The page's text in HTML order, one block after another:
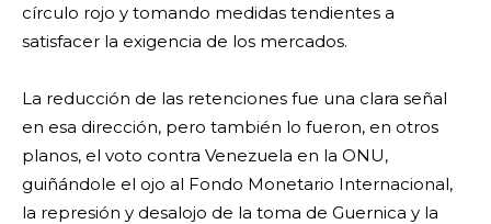
círculo rojo y tomando medidas tendientes a
satisfacer la exigencia de los mercados.
La reducción de las retenciones fue una clara señal
en esa dirección, pero también lo fueron, en otros
planos, el voto contra Venezuela en la ONU,
guiñándole el ojo al Fondo Monetario Internacional,
la represión y desalojo de la toma de Guernica y la